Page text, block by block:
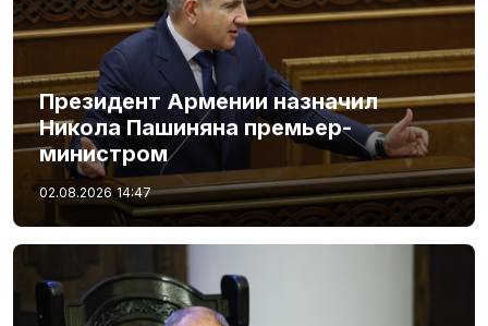
Президент Армении назначил
Никола Пашиняна премьер-
министром
02.08.2026 14:47